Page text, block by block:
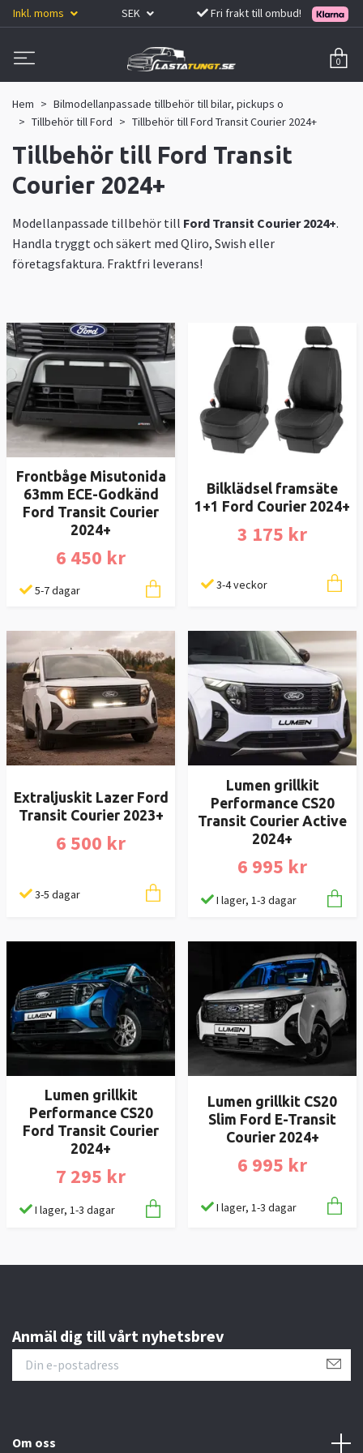
Inkl. moms SEK Fri frakt till ombud!
0
Hem
Bilmodellanpassade tillbehör till bilar, pickups o
Tillbehör till Ford
Tillbehör till Ford Transit Courier 2024+
Tillbehör till Ford Transit
Courier 2024+
Modellanpassade tillbehör till Ford Transit Courier 2024+.
Handla tryggt och säkert med Qliro, Swish eller
företagsfaktura. Fraktfri leverans!
Frontbåge Misutonida
63mm ECE-Godkänd
Ford Transit Courier
2024+
6 450 kr
5-7 dagar
Bilklädsel framsäte
1+1 Ford Courier 2024+
3 175 kr
3-4 veckor
Extraljuskit Lazer Ford
Transit Courier 2023+
6 500 kr
3-5 dagar
Lumen grillkit
Performance CS20
Transit Courier Active
2024+
6 995 kr
I lager, 1-3 dagar
Lumen grillkit
Performance CS20
Ford Transit Courier
2024+
7 295 kr
I lager, 1-3 dagar
Lumen grillkit CS20
Slim Ford E-Transit
Courier 2024+
6 995 kr
I lager, 1-3 dagar
Anmäl dig till vårt nyhetsbrev
Om oss